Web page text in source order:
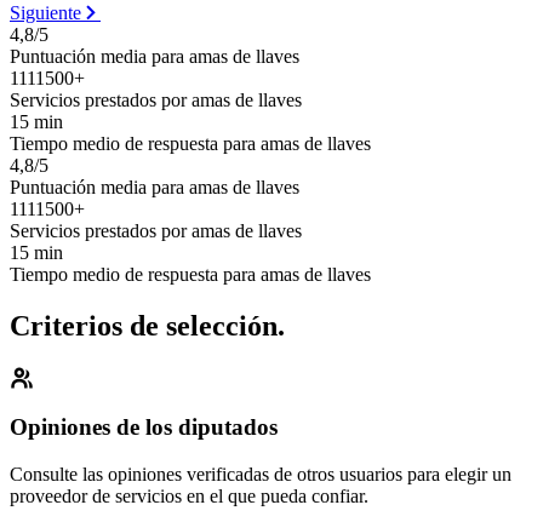
Siguiente
4,8/5
Puntuación media para amas de llaves
1111500+
Servicios prestados por amas de llaves
15 min
Tiempo medio de respuesta para amas de llaves
4,8/5
Puntuación media para amas de llaves
1111500+
Servicios prestados por amas de llaves
15 min
Tiempo medio de respuesta para amas de llaves
Criterios de selección.
Opiniones de los diputados
Consulte las opiniones verificadas de otros usuarios para elegir un
proveedor de servicios en el que pueda confiar.